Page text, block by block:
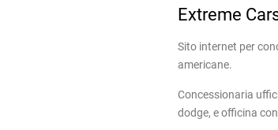
Extreme
Sito internet per
americane.
Concessionaria
dodge, e officina